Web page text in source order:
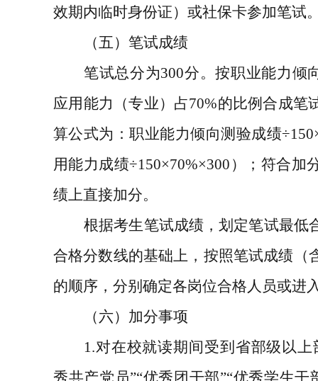
效期内临时身份证）或社保卡参加笔试
（五）笔试成绩
笔试总分为300分。按职业能力倾
应用能力（专业）占70%的比例合成笔
算公式为：职业能力倾向测验成绩
用能力成绩÷150×70%×300 ）；符合加
绩上直接加分。
根据考生笔试成绩，划定笔试最低
合格分数线的基础上，按照笔试成绩（
的顺序，分别确定各岗位合格人员或进
（六）加分事项
1.对在校就读期间受到省部级以
秀共产党员”“优秀团干部”“优秀学生干